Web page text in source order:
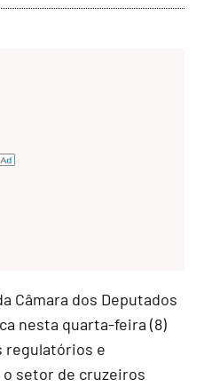
Câmara dos Deputados
nesta quarta-feira (8)
regulatórios e
setor de cruzeiros